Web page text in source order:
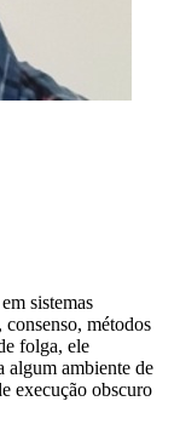
sistemas
métodos
folga, ele
algum ambiente de
execução obscuro